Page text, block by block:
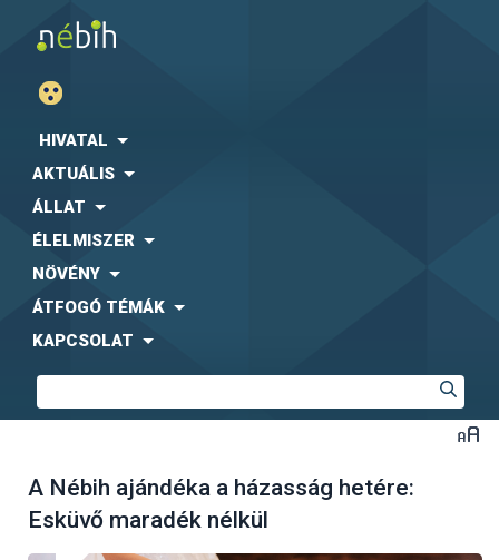
HIVATAL
AKTUÁLIS
ÁLLAT
ÉLELMISZER
NÖVÉNY
ÁTFOGÓ TÉMÁK
KAPCSOLAT
A Nébih ajándéka a házasság hetére:
Esküvő maradék nélkül